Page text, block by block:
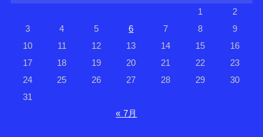
1
2
3
4 5 6 7 8
9
10
11 12 13 14 15
16
17
18 19 20 21 22
23
24
25 26 27 28 29
30
31
« 7月